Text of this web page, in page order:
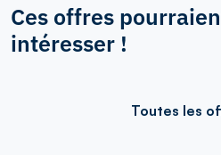
Ces offres
intéresser !
Toutes les